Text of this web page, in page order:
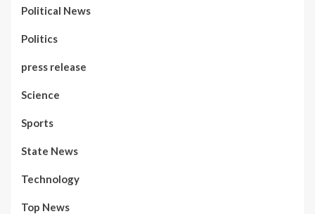
Political News
Politics
press release
Science
Sports
State News
Technology
Top News